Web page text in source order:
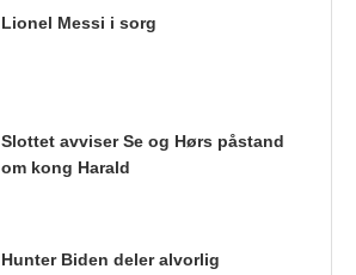
Lionel Messi i sorg
Slottet avviser Se og Hørs påstand
om kong Harald
Hunter Biden deler alvorlig